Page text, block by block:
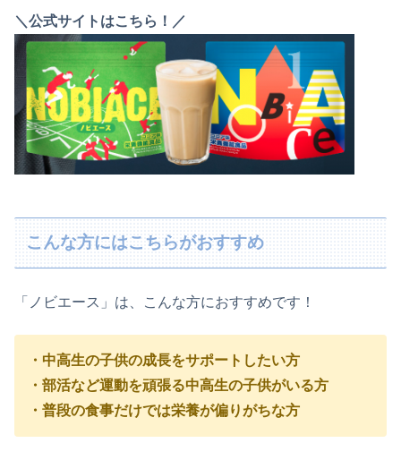
＼公式サイトはこちら！／
こんな方にはこちらがおすすめ
「ノビエース」は、こんな方におすすめです！
・中高生の子供の成長をサポートしたい方
・部活など運動を頑張る中高生の子供がいる方
・普段の食事だけでは栄養が偏りがちな方